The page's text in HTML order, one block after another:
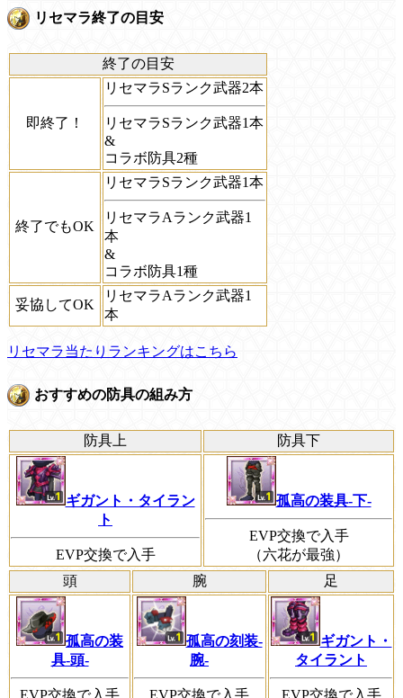
リセマラ終了の目安
終了の目安
即終了！
リセマラSランク武器2本
リセマラSランク武器1本
&
コラボ防具2種
終了でもOK
リセマラSランク武器1本
リセマラAランク武器1
本
&
コラボ防具1種
妥協してOK
リセマラAランク武器1
本
リセマラ当たりランキングはこちら
おすすめの防具の組み方
防具上 防具下
ギガント・タイラン
ト
EVP交換で入手
孤高の装具-下-
EVP交換で入手
（六花が最強）
頭
腕 足
孤高の装
具-頭-
EVP交換で入手
孤高の刻装-
腕-
EVP交換で入手
ギガント・
タイラント
EVP交換で入手